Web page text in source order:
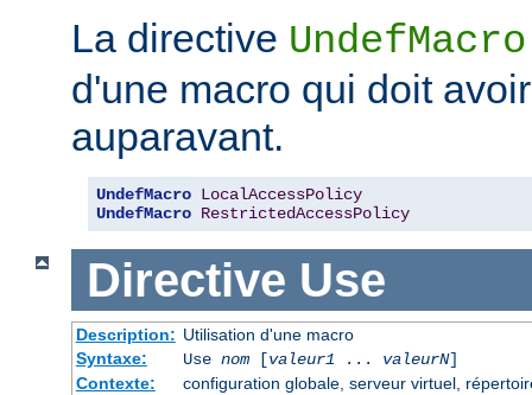
La directive UndefMacro
d'une macro qui doit
auparavant.
UndefMacro LocalAccessPolicy
UndefMacro RestrictedAccessPolicy
Directive Use
Description: Utilisation d'une macro
Syntaxe:
Use nom[valeur1... valeurN]
Contexte:
configuration globale, serveur virtuel,